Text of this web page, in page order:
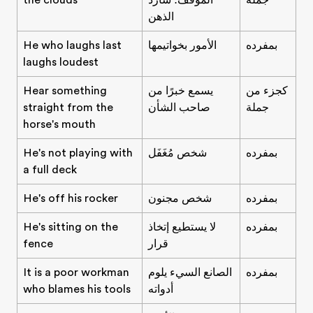
الذهن
He who laughs last
laughs loudest
الأمور بخواتيمها بمفرده
Hear something
straight from the
horse's mouth
يسمع خبرًا من
صاحب الشأن
كجزء من
جملة
He's not playing with
a full deck
شخص مُغَفَل بمفرده
He's off his rocker شخص مجنون بمفرده
He's sitting on the
fence
لا يستطيع إتخاذ
قرار
بمفرده
It is a poor workman
who blames his tools
الصانع السيء يلوم
أدواته
بمفرده